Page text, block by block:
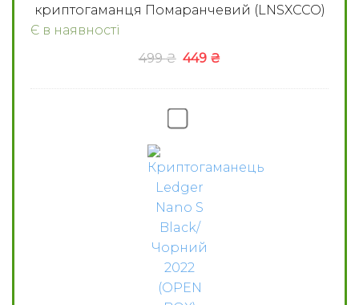
/
чохол
криптогаманця Помаранчевий (LNSXCCO)
Є в наявності
499₴ 449 ₴
S
Black/
Чорний
2022
(OPEN
BOX)